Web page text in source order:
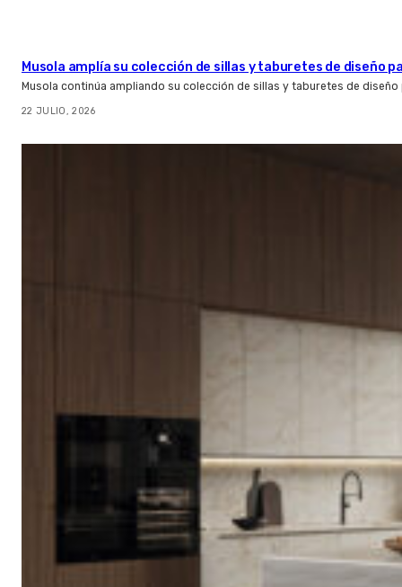
Musola amplía su colección de sillas y taburetes de diseño
Musola continúa ampliando su colección de sillas y taburetes de
22 JULIO, 2026